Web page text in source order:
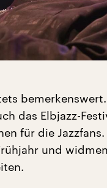
bemerkenswert.
das Elbjazz-
für die
und